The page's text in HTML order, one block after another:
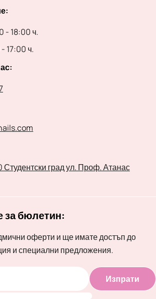
- 18:00 ч.
17:00 ч.
Студентски град ул. Проф. Атанас
за бюлетин:
оферти и ще имате достъп до
и специални предложения.
Изпрати